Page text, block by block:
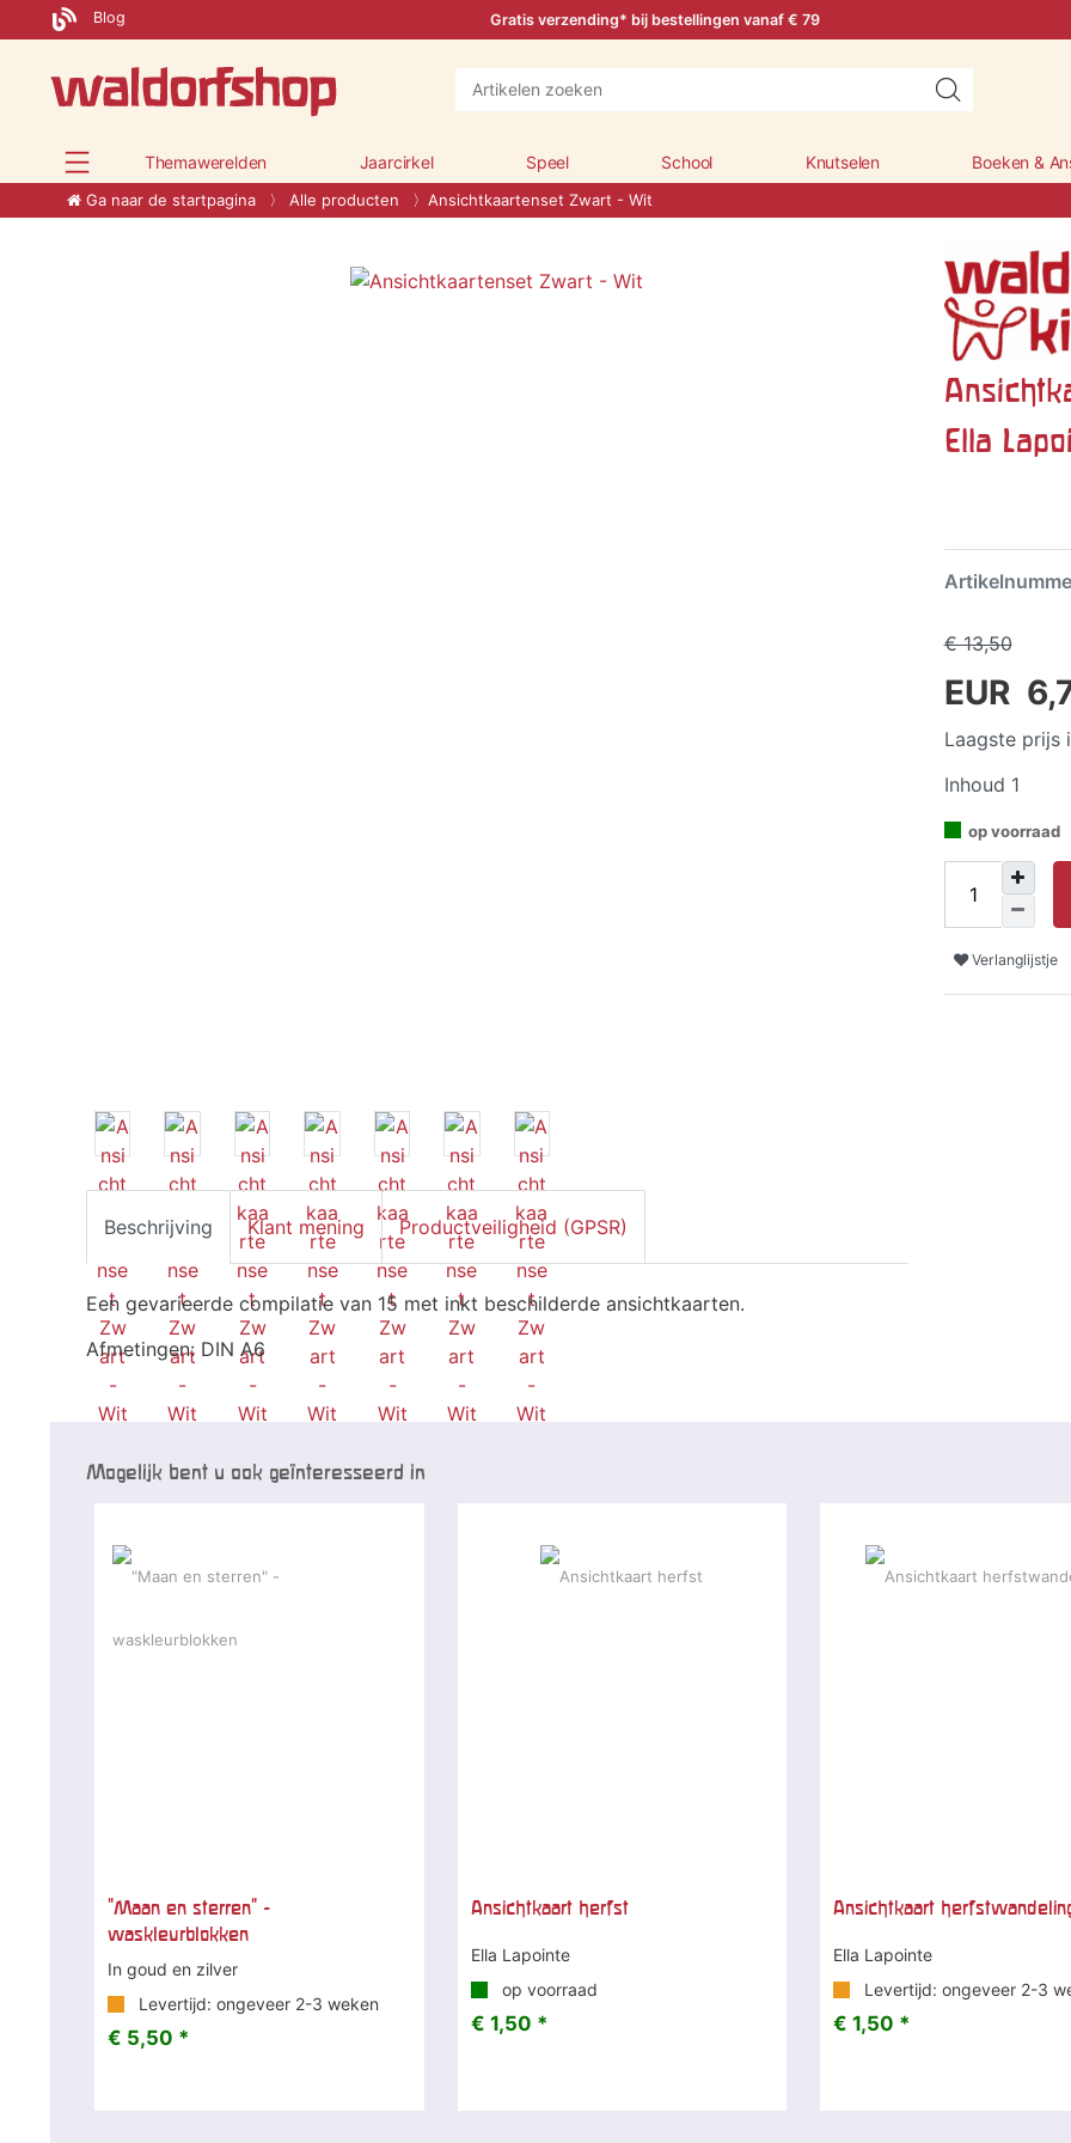
Blog Gratis verzending* bij bestellingen vanaf € 79
Themawerelden Jaarcirkel Speel School Knutselen Boeken &
Ga naar de startpagina Alle producten Ansichtkaartenset Zwart - Wit
Ella
€ 13,50
EUR
Laagste prijs
Inhoud 1
op voorraad
Verlanglijstje
Beschrijving Klant mening Productveiligheid (GPSR)
Een gevarieerde compilatie van 15 met inkt beschilderde ansichtkaarten.
Afmetingen: DIN A6
Mogelijk bent u ook geïnteresseerd in
"Maan en sterren" -
waskleurblokken
In goud en zilver
Levertijd: ongeveer 2-3 weken
€ 5,50 *
Ansichtkaart herfst
Ella Lapointe
op voorraad
€ 1,50 *
Ansichtkaart
Ella Lapointe
Levertijd: ongeveer 2-3
€ 1,50 *